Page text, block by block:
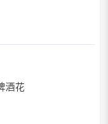
酒花